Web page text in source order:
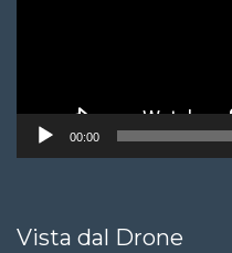
00:00
Vista dal Drone